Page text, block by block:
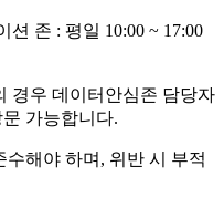
션 존 : 평일 10:00 ~ 17:00
경우 데이터안심존 담당자
가능합니다.
해야 하며, 위반 시 부적